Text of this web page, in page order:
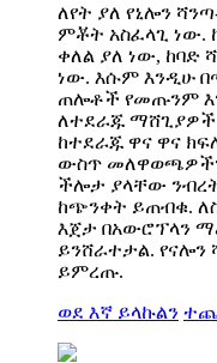
ለየት ያለ የኒሎን
ምቾት አስፈላጊ ነው.
ቀለል ያለ ነው, ከባድ
ነው. እሱም እንዲሁ
ጠሎቶች የመጡንም
ለተደራጁ ማሸጊያዎች
ከተደራጁ ዋና ዋና
ውስጥ
ችሎታ ያላቸው
ከጭንቀት ይጠብቁ.
እጀታ በአውሮፕላን
ይንሸራተታል. የናሎን
ይምረጡ.
ወደ እኛ ይላኩልን